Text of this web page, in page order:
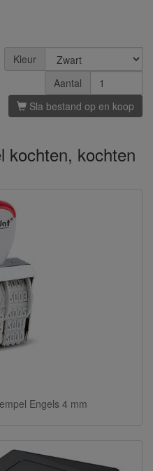
Kleur
Aantal
Sla bestand op en koop
kochten, kochten
Engels 4 mm